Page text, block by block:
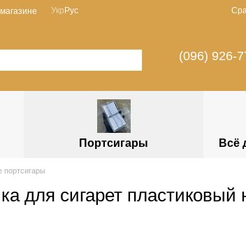
Укр Рус
(096) 926-
Портсигары Всё
портсигары
для сигарет